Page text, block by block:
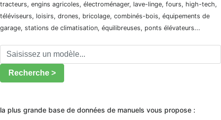
tracteurs, engins agricoles, électroménager, lave-linge, fours, high-tech,
téléviseurs, loisirs, drones, bricolage, combinés-bois, équipements de
garage, stations de climatisation, équilibreuses, ponts élévateurs...
Recherche >
la plus grande base de données de manuels vous propose :